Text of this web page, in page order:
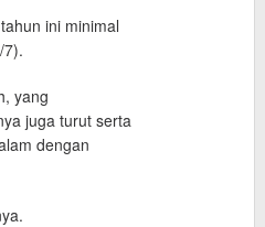
ini minimal
yang
juga turut serta
dengan